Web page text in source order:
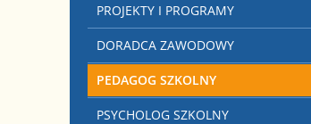
PROJEKTY I PROGRAMY
DORADCA ZAWODOWY
PEDAGOG SZKOLNY
PSYCHOLOG SZKOLNY